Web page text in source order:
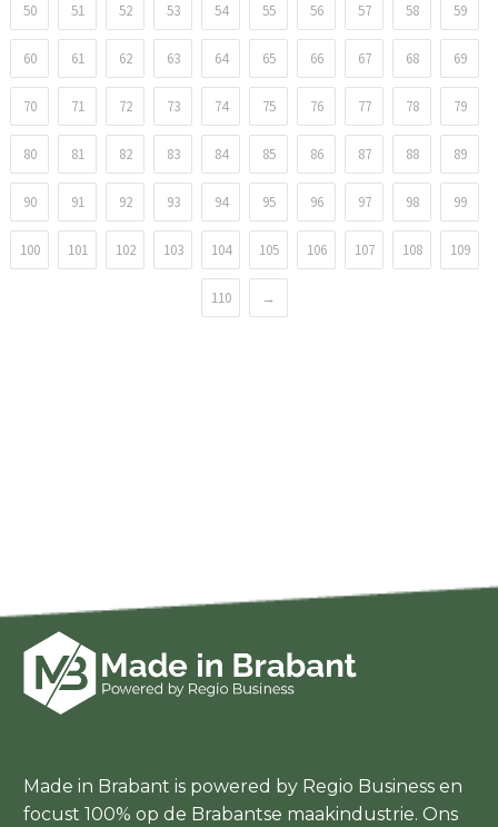
50 51 52 53 54 55 56 57 58 59
60 61 62 63 64 65 66 67 68 69
70 71 72 73 74 75 76 77 78 79
80 81 82 83 84 85 86 87 88 89
90 91 92 93 94 95 96 97 98 99
100 101 102 103 104 105 106 107 108 109
110 →
Made in Brabant is powered by Regio Business en
focust 100% op de Brabantse maakindustrie. Ons